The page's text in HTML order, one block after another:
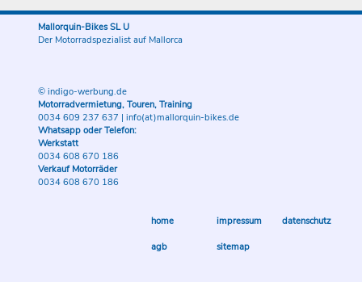
Mallorquin-Bikes SL U
Der Motorradspezialist auf Mallorca
© indigo-werbung.de
Motorradvermietung, Touren, Training
0034 609 237 637 | info(at)mallorquin-bikes.de
Whatsapp oder Telefon:
Werkstatt
0034 608 670 186
Verkauf Motorräder
0034 608 670 186
home impressum datenschutz
agb sitemap